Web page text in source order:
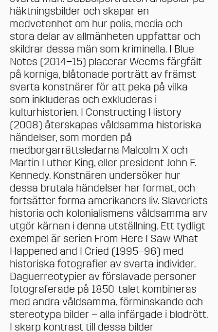
häktningsbilder och skapar en
medvetenhet om hur polis, media och
stora delar av allmänheten uppfattar och
skildrar dessa män som kriminella. I Blue
Notes (2014–15) placerar Weems färgfält
på korniga, blåtonade porträtt av främst
svarta konstnärer för att peka på vilka
som inkluderas och exkluderas i
kulturhistorien. I Constructing History
(2008) återskapas våldsamma historiska
händelser, som morden på
medborgarrättsledarna Malcolm X och
Martin Luther King, eller president John F.
Kennedy. Konstnären undersöker hur
dessa brutala händelser har format, och
fortsätter forma amerikaners liv. Slaveriets
historia och kolonialismens våldsamma arv
utgör kärnan i denna utställning. Ett tydligt
exempel är serien From Here I Saw What
Happened and I Cried (1995–96) med
historiska fotografier av svarta individer.
Daguerreotypier av förslavade personer
fotograferade på 1850-talet kombineras
med andra våldsamma, förminskande och
stereotypa bilder – alla infärgade i blodrött.
I skarp kontrast till dessa bilder